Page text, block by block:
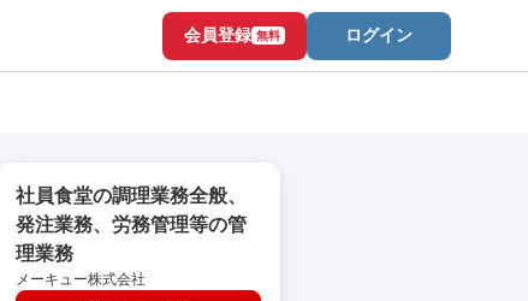
会員登録 無料 ログイン
社員食堂の調理業務全般、
発注業務、労務管理等の管
理業務
メーキュー株式会社